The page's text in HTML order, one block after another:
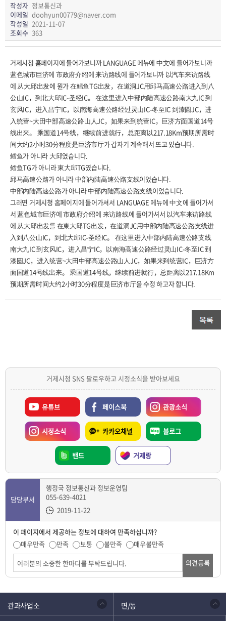
작성자 정보통신과
이메일 doohyun00779@naver.com
작성일 2021-11-07
조회수 363
거제시청 홈페이지에 들어가보니까 LANGUAGE 메뉴에 中文에 들어가보니까
蓝色城市巨济에 市政府介绍에 来访路线에 들어가보니까 以汽车来访路线
에 从大邱出发에 뭔가 在鳕鱼TG出发，在道洞JC用邱马高速公路进入到八
公山IC，到北大邱IC-圣经IC。 在这里进入中部内陆高速公路南大九IC 到
玄风IC，进入昌宁IC，以南海高速公路经过灵山IC-冬至IC 到漆圆JC，进
入统营~大田中部高速公路山人JC，如果来到统营IC，巨济方面国道14号
线出来。 乘国道14号线，继续前进就行，总距离以217.18Km预期所需时
间大约2小时30分程度是巨济市厅가 갑자기 계속해서 뜨고 있습니다.
鳕鱼가 아니라 大邱였습니다.
鳕鱼TG가 아니라 東大邱TG였습니다.
邱马高速公路가 아니라 中部内陆高速公路支线이었습니다.
中部内陆高速公路가 아니라 中部内陆高速公路支线이었습니다.
그러면 거제시청 홈페이지에 들어가셔서 LANGUAGE 메뉴에 中文에 들어가셔
서 蓝色城市巨济에 市政府介绍에 来访路线에 들어가셔서 以汽车来访路线
에 从大邱出发를 在東大邱TG出发，在道洞JC用中部内陆高速公路支线进
入到八公山IC，到北大邱IC-圣经IC。 在这里进入中部内陆高速公路支线
南大九IC 到玄风IC，进入昌宁IC，以南海高速公路经过灵山IC-冬至IC 到
漆圆JC，进入统营~大田中部高速公路山人JC，如果来到统营IC，巨济方
面国道14号线出来。 乘国道14号线，继续前进就行，总距离以217.18Km
预期所需时间大约2小时30分程度是巨济市厅을 수정 하고자 합니다.
거제시청 SNS 팔로우하고 시정소식을 받아보세요
유튜브 페이스북 관광소식
시정소식 카카오채널 블로그
밴드 거제랑
담당부서
행정국 정보통신과 정보운영팀
055-639-4021
2019-11-22
이 페이지에서 제공하는 정보에 대하여 만족하십니까?
매우만족
만족 보통 불만족
매우불만족
의견등록
관과사업소 면/동